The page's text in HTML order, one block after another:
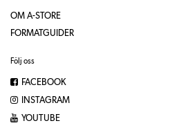
OM A-STORE
FORMATGUIDER
Följ oss
FACEBOOK
INSTAGRAM
YOUTUBE